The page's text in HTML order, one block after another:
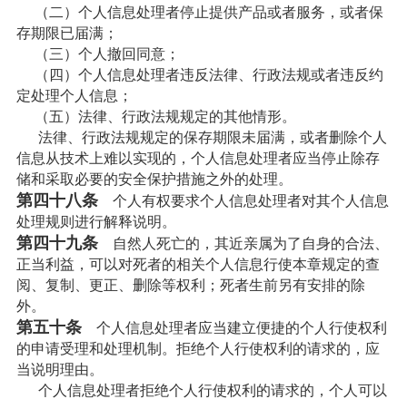
（二）个人信息处理者停止提供产品或者服务，或者保
存期限已届满；
（三）个人撤回同意；
（四）个人信息处理者违反法律、行政法规或者违反约
定处理个人信息；
（五）法律、行政法规规定的其他情形。
法律、行政法规规定的保存期限未届满，或者删除个人
信息从技术上难以实现的，个人信息处理者应当停止除存
储和采取必要的安全保护措施之外的处理。
第四十八条个人有权要求个人信息处理者对其个人信息
处理规则进行解释说明。
第四十九条自然人死亡的，其近亲属为了自身的合法、
正当利益，可以对死者的相关个人信息行使本章规定的查
阅、复制、更正、删除等权利；死者生前另有安排的除
外。
第五十条个人信息处理者应当建立便捷的个人行使权利
的申请受理和处理机制。拒绝个人行使权利的请求的，应
当说明理由。
个人信息处理者拒绝个人行使权利的请求的，个人可以